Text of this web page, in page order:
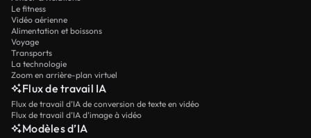
Le fitness
Vidéo aérienne
Alimentation et boissons
Voyage
Transports
La technologie
Zoom en arrière-plan virtuel
Flux de travail IA
Flux de travail d’IA de conversion de texte en vidéo
Flux de travail d’IA d’image à vidéo
Modèles d’IA